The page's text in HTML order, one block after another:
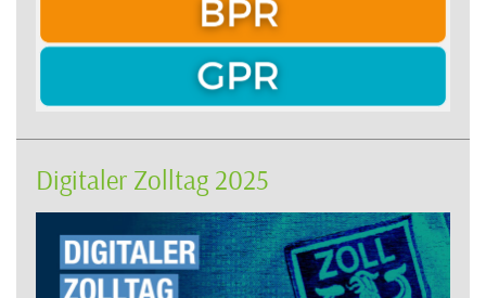
Digitaler Zolltag 2025